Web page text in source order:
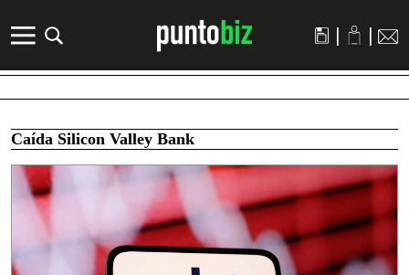
| |
Caída Silicon Valley Bank